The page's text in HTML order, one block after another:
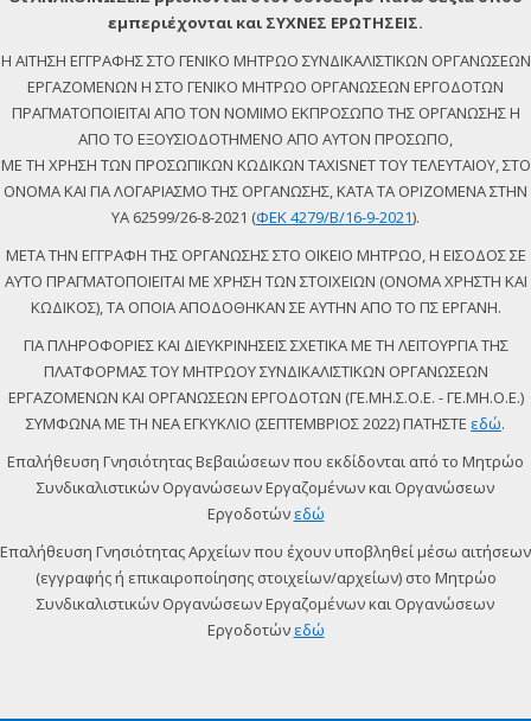
εμπεριέχονται και ΣΥΧΝΕΣ ΕΡΩΤΗΣΕΙΣ.
Η ΑΙΤΗΣΗ ΕΓΓΡΑΦΗΣ ΣΤΟ ΓΕΝΙΚΟ ΜΗΤΡΩΟ ΣΥΝΔΙΚΑΛΙΣΤΙΚΩΝ ΟΡΓΑΝΩΣΕΩΝ
ΕΡΓΑΖΟΜΕΝΩΝ Η ΣΤΟ ΓΕΝΙΚΟ ΜΗΤΡΩΟ ΟΡΓΑΝΩΣΕΩΝ ΕΡΓΟΔΟΤΩΝ
ΠΡΑΓΜΑΤΟΠΟΙΕΙΤΑΙ ΑΠΟ ΤΟΝ ΝΟΜΙΜΟ ΕΚΠΡΟΣΩΠΟ ΤΗΣ ΟΡΓΑΝΩΣΗΣ Η
ΑΠΟ ΤΟ ΕΞΟΥΣΙΟΔΟΤΗΜΕΝΟ ΑΠΟ ΑΥΤΟΝ ΠΡΟΣΩΠΟ,
ΜΕ ΤΗ ΧΡΗΣΗ ΤΩΝ ΠΡΟΣΩΠΙΚΩΝ ΚΩΔΙΚΩΝ TAXISNET ΤΟΥ ΤΕΛΕΥΤΑΙΟΥ, ΣΤΟ
ΟΝΟΜΑ ΚΑΙ ΓΙΑ ΛΟΓΑΡΙΑΣΜΟ ΤΗΣ ΟΡΓΑΝΩΣΗΣ, ΚΑΤΑ ΤΑ ΟΡΙΖΟΜΕΝΑ ΣΤΗΝ
ΥΑ 62599/26-8-2021 (ΦΕΚ 4279/Β/16-9-2021).
ΜΕΤΑ ΤΗΝ ΕΓΓΡΑΦΗ ΤΗΣ ΟΡΓΑΝΩΣΗΣ ΣΤΟ ΟΙΚΕΙΟ ΜΗΤΡΩΟ, Η ΕΙΣΟΔΟΣ ΣΕ
ΑΥΤΟ ΠΡΑΓΜΑΤΟΠΟΙΕΙΤΑΙ ΜΕ ΧΡΗΣΗ ΤΩΝ ΣΤΟΙΧΕΙΩΝ (ΟΝΟΜΑ ΧΡΗΣΤΗ ΚΑΙ
ΚΩΔΙΚΟΣ), ΤΑ ΟΠΟΙΑ ΑΠΟΔΟΘΗΚΑΝ ΣΕ ΑΥΤΗΝ ΑΠΟ ΤΟ ΠΣ ΕΡΓΑΝΗ.
ΓΙΑ ΠΛΗΡΟΦΟΡΙΕΣ ΚΑΙ ΔΙΕΥΚΡΙΝΗΣΕΙΣ ΣΧΕΤΙΚΑ ΜΕ ΤΗ ΛΕΙΤΟΥΡΓΙΑ ΤΗΣ
ΠΛΑΤΦΟΡΜΑΣ ΤΟΥ ΜΗΤΡΩΟΥ ΣΥΝΔΙΚΑΛΙΣΤΙΚΩΝ ΟΡΓΑΝΩΣΕΩΝ
ΕΡΓΑΖΟΜΕΝΩΝ ΚΑΙ ΟΡΓΑΝΩΣΕΩΝ ΕΡΓΟΔΟΤΩΝ (ΓΕ.ΜΗ.Σ.Ο.Ε. - ΓΕ.ΜΗ.Ο.Ε.)
ΣΥΜΦΩΝΑ ΜΕ ΤΗ ΝΕΑ ΕΓΚΥΚΛΙΟ (ΣΕΠΤΕΜΒΡΙΟΣ 2022) ΠΑΤΗΣΤΕ εδώ.
Επαλήθευση Γνησιότητας Βεβαιώσεων που εκδίδονται από το Μητρώο
Συνδικαλιστικών Οργανώσεων Εργαζομένων και Οργανώσεων
Εργοδοτών εδώ
Επαλήθευση Γνησιότητας Αρχείων που έχουν υποβληθεί μέσω αιτήσεων
(εγγραφής ή επικαιροποίησης στοιχείων/αρχείων) στο Μητρώο
Συνδικαλιστικών Οργανώσεων Εργαζομένων και Οργανώσεων
Εργοδοτών εδώ